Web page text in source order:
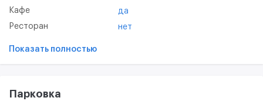
Кафе
да
Ресторан
нет
Показать полностью
Парковка